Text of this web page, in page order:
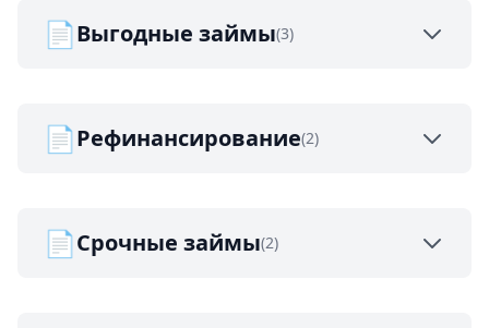
📄Выгодные займы(3)
📄Рефинансирование(2)
📄Срочные займы(2)